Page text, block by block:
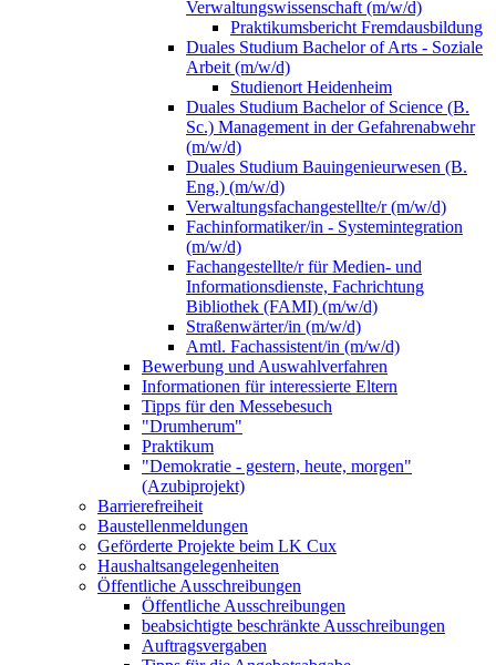
Verwaltungswissenschaft (m/w/d)
Praktikumsbericht Fremdausbildung
Duales Studium Bachelor of Arts - Soziale
Arbeit (m/w/d)
Studienort Heidenheim
Duales Studium Bachelor of Science (B.
Sc.) Management in der Gefahrenabwehr
(m/w/d)
Duales Studium Bauingenieurwesen (B.
Eng.) (m/w/d)
Verwaltungsfachangestellte/r (m/w/d)
Fachinformatiker/in - Systemintegration
(m/w/d)
Fachangestellte/r für Medien- und
Informationsdienste, Fachrichtung
Bibliothek (FAMI) (m/w/d)
Straßenwärter/in (m/w/d)
Amtl. Fachassistent/in (m/w/d)
Bewerbung und Auswahlverfahren
Informationen für interessierte Eltern
Tipps für den Messebesuch
"Drumherum"
Praktikum
"Demokratie - gestern, heute, morgen"
(Azubiprojekt)
Barrierefreiheit
Baustellenmeldungen
Geförderte Projekte beim LK Cux
Haushaltsangelegenheiten
Öffentliche Ausschreibungen
Öffentliche Ausschreibungen
beabsichtigte beschränkte Ausschreibungen
Auftragsvergaben